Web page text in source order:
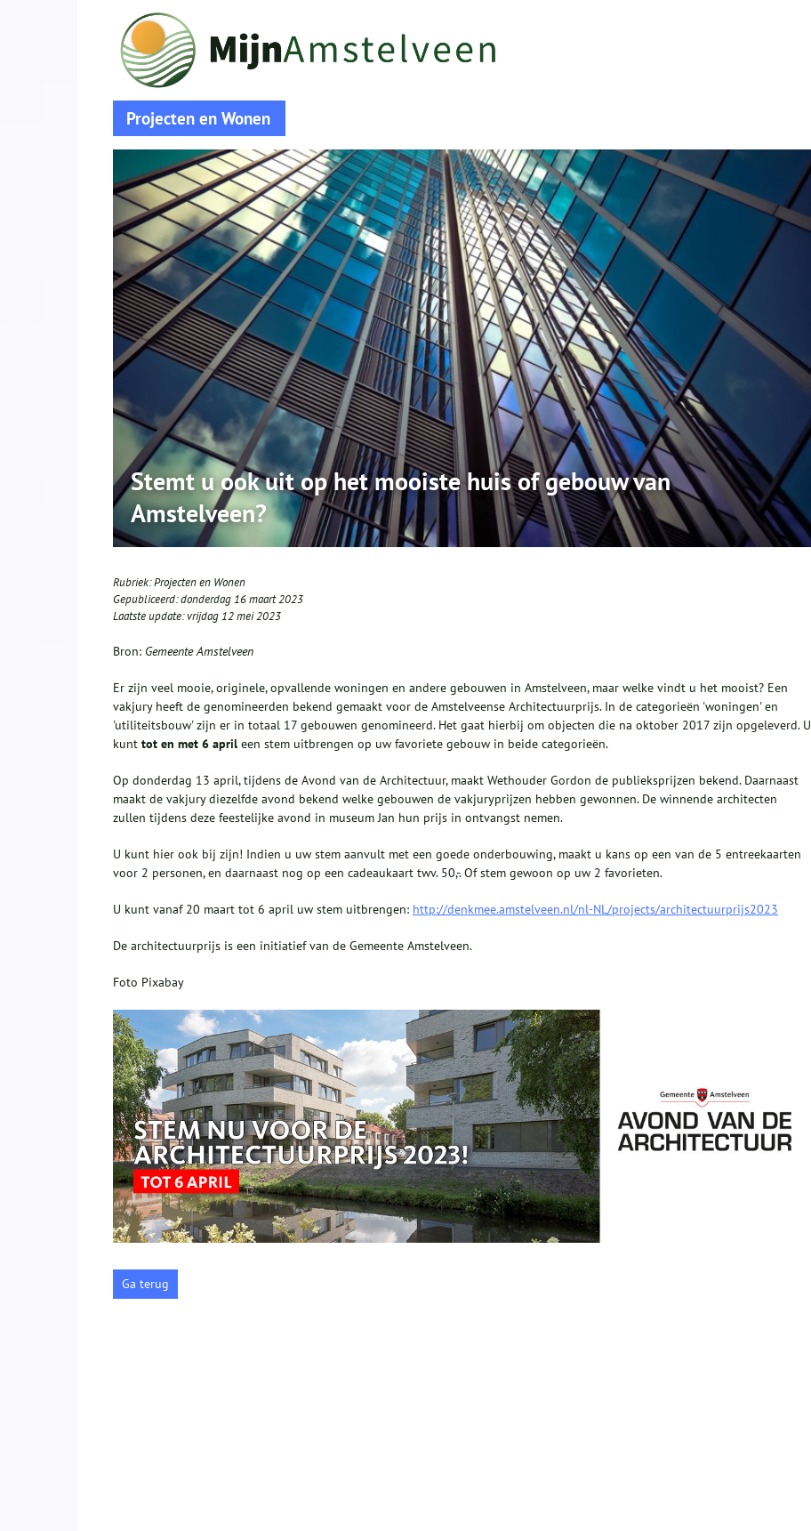
Projecten en Wonen
Stemt u ook uit op het mooiste huis of gebouw van
Amstelveen?
Rubriek:Projecten en Wonen
Gepubliceerd:donderdag 16 maart 2023
Laatste update:vrijdag 12 mei 2023
Bron: Gemeente Amstelveen
Er zijn veel mooie, originele, opvallende woningen en andere gebouwen in Amstelveen, maar welke vindt u het mooist? Een
vakjury heeft de genomineerden bekend gemaakt voor de Amstelveense Architectuurprijs. In de categorieën 'woningen' en
'utiliteitsbouw' zijn er in totaal 17 gebouwen genomineerd. Het gaat hierbij om objecten die na oktober 2017 zijn opgeleverd. U
kunt tot en met 6 april een stem uitbrengen op uw favoriete gebouw in beide categorieën.
Op donderdag 13 april, tijdens de Avond van de Architectuur, maakt Wethouder Gordon de publieksprijzen bekend. Daarnaast
maakt de vakjury diezelfde avond bekend welke gebouwen de vakjuryprijzen hebben gewonnen. De winnende architecten
zullen tijdens deze feestelijke avond in museum Jan hun prijs in ontvangst nemen.
U kunt hier ook bij zijn! Indien u uw stem aanvult met een goede onderbouwing, maakt u kans op een van de 5 entreekaarten
voor 2 personen, en daarnaast nog op een cadeaukaart twv. 50,-. Of stem gewoon op uw 2 favorieten.
U kunt vanaf 20 maart tot 6 april uw stem uitbrengen: http://denkmee.amstelveen.nl/nl-NL/projects/architectuurprijs2023
De architectuurprijs is een initiatief van de Gemeente Amstelveen.
Foto Pixabay
Ga terug